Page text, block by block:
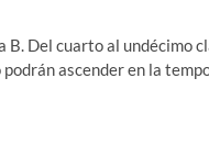
Del cuarto al undécimo
ascender en la